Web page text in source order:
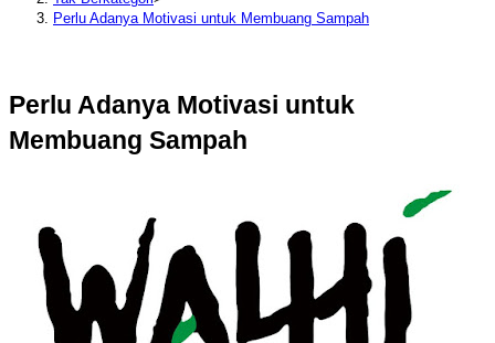
Perlu Adanya Motivasi untuk Membuang Sampah
Perlu Adanya Motivasi untuk
Membuang Sampah